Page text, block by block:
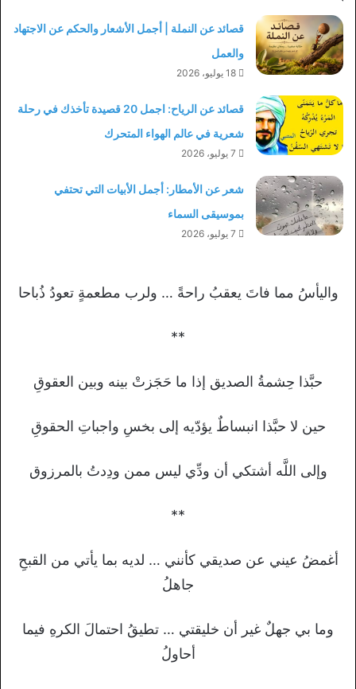
قصائد عن النملة | أجمل الأشعار والحكم عن الاجتهاد
والعمل
18 يوليو، 2026
قصائد عن الرياح: اجمل 20 قصيدة تأخذك في رحلة
شعرية في عالم الهواء المتحرك
7 يوليو، 2026
شعر عن الأمطار: أجمل الأبيات التي تحتفي
بموسيقى السماء
7 يوليو، 2026
واليأسُ مما فاتَ يعقبُ راحةً … ولرب مطعمةٍ تعودُ ذُباحا
**
حبَّذا حِشمةُ الصديق إذا ما حَجَزتْ بينه وبين العقوقِ
حين لا حبَّذا انبساطٌ يؤدّيه إلى بخسِ واجباتِ الحقوقِ
وإلى اللَّه أشتكي أن ودِّي ليس ممن ودِدتُ بالمرزوق
**
أغمضُ عيني عن صديقي كأنني … لديه بما يأتي من القبحِ
جاهلُ
وما بي جهلٌ غير أن خليقتي … تطيقُ احتمالَ الكرهِ فيما
أحاولُ